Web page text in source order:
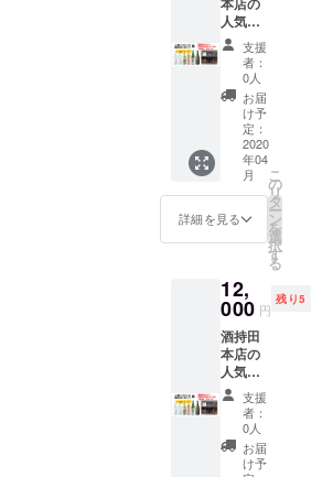
醸 原
酒の詳
細 原料
米：山
田錦
（島根
県産）
日本酒
度：5.0
精米歩
合：
量：
1.8L ア
数：18
度 ※お
ちょこ
の画像
はイ
メージ
です。
本リ
ターン
には含
まれま
載 ・お
礼の
メッ
セージ
「うさ
ぎ雲」
720ml
２本
（化粧
箱入）
火入れ
・ヤマ
サン正
宗｜佐
香錦
純米吟
醸
マサン
正宗 日
込みの
梅酒
500ml
１本
・ヤマ
サン正
宗｜純
米大吟
ら、140
年余り
の歴史
ある当
蔵でど
のよう
にして
日本酒
ができ
るのか
の見学
ツアー
をいた
（１組4
名まで
を目
安）で
す。 現
地に
て、全
30種あ
る日本
酒の中
からき
人気ベ
スト４
とうさ
ぎ雲２
本をお
届けす
るほ
か、こ
ちらの
リター
ンを選
択され
た方に
は、
5月
10（日
）
14:00か
ら、140
年余り
の歴史
ある当
蔵でど
のよう
にして
支援
者：
0人
お届
け予
定：
2020
年04
月
詳細を見る
こ
の
リ
タ
ー
ン
を
選
択
す
る
12,
000 円
残り5
酒持田
本店の
人気ベ
スト４
とうさ
ぎ雲２
本をお
届けす
支援
者：
0人
お届
け予